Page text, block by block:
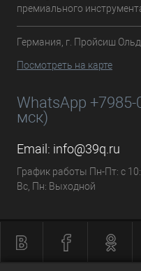
премиального
Германия, г. Пройсиш
Посмотреть на карте
WhatsApp +7985-
мск)
Email: info@39q.ru
График работы Пн-Пт: с
Вс, Пн: Выходной